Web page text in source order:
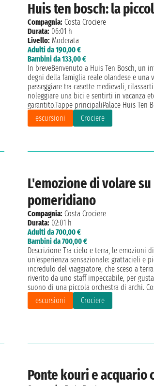
Huis ten bosch: la
Compagnia: Costa Crociere
Durata: 06:01 h
Livello: Moderata
Adulti da 190,00 €
Bambini da 133,00 €
In breveBenvenuto a Huis Ten Bosch, un
degni della famiglia reale olandese e
passeggiare tra casette medievali,
noleggiare una bici e sentirti in vacanza
garantito.Tappe principaliPalace Huis Ten
escursioni
Crociere
L'emozione di volare
pomeridiano
Compagnia: Costa Crociere
Durata: 02:01 h
Adulti da 700,00 €
Bambini da 700,00 €
Descrizione Tra cielo e terra, le emozioni
un'esperienza sensazionale: grattacieli e
incredulo del viaggiatore, che sceso a
riverito da uno staff impeccabile, per
suono di una piccola orchestra di archi.
escursioni
Crociere
Ponte kouri e acquario